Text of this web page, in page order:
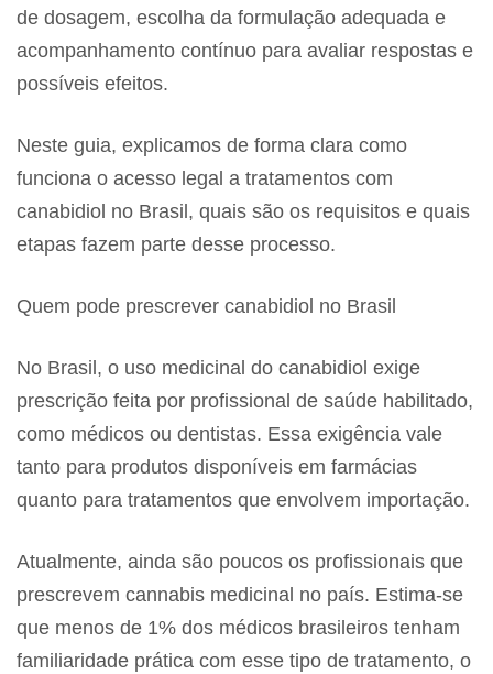
de dosagem, escolha da formulação adequada e
acompanhamento contínuo para avaliar respostas e
possíveis efeitos.
Neste guia, explicamos de forma clara como
funciona o acesso legal a tratamentos com
canabidiol no Brasil, quais são os requisitos e quais
etapas fazem parte desse processo.
Quem pode prescrever canabidiol no Brasil
No Brasil, o uso medicinal do canabidiol exige
prescrição feita por profissional de saúde habilitado,
como médicos ou dentistas. Essa exigência vale
tanto para produtos disponíveis em farmácias
quanto para tratamentos que envolvem importação.
Atualmente, ainda são poucos os profissionais que
prescrevem cannabis medicinal no país. Estima-se
que menos de 1% dos médicos brasileiros tenham
familiaridade prática com esse tipo de tratamento, o